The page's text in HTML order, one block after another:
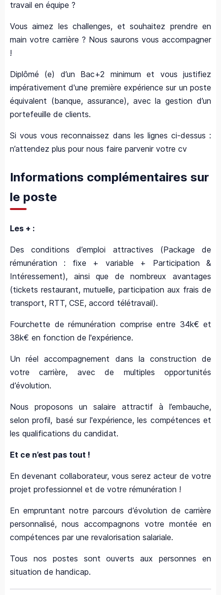
travail en équipe ?
Vous aimez les challenges, et souhaitez prendre en
main votre carrière ? Nous saurons vous accompagner
!
Diplômé (e) d’un Bac+2 minimum et vous justifiez
impérativement d'une première expérience sur un poste
équivalent (banque, assurance), avec la gestion d’un
portefeuille de clients.
Si vous vous reconnaissez dans les lignes ci-dessus :
n’attendez plus pour nous faire parvenir votre cv
Informations complémentaires sur
le poste
Les + :
Des conditions d’emploi attractives (Package de
rémunération : fixe + variable + Participation &
Intéressement), ainsi que de nombreux avantages
(tickets restaurant, mutuelle, participation aux frais de
transport, RTT, CSE, accord télétravail).
Fourchette de rémunération comprise entre 34k€ et
38k€ en fonction de l'expérience.
Un réel accompagnement dans la construction de
votre carrière, avec de multiples opportunités
d’évolution.
Nous proposons un salaire attractif à l’embauche,
selon profil, basé sur l'expérience, les compétences et
les qualifications du candidat.
Et ce n’est pas tout !
En devenant collaborateur, vous serez acteur de votre
projet professionnel et de votre rémunération !
En empruntant notre parcours d’évolution de carrière
personnalisé, nous accompagnons votre montée en
compétences par une revalorisation salariale.
Tous nos postes sont ouverts aux personnes en
situation de handicap.